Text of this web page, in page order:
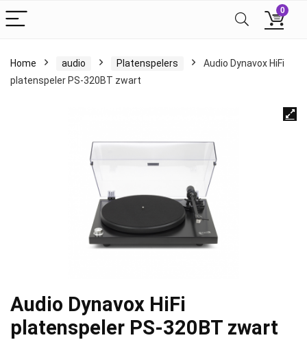
0
Home audio Platenspelers
Audio Dynavox HiFi
platenspeler PS-320BT zwart
Audio Dynavox HiFi
platenspeler PS-320BT zwart